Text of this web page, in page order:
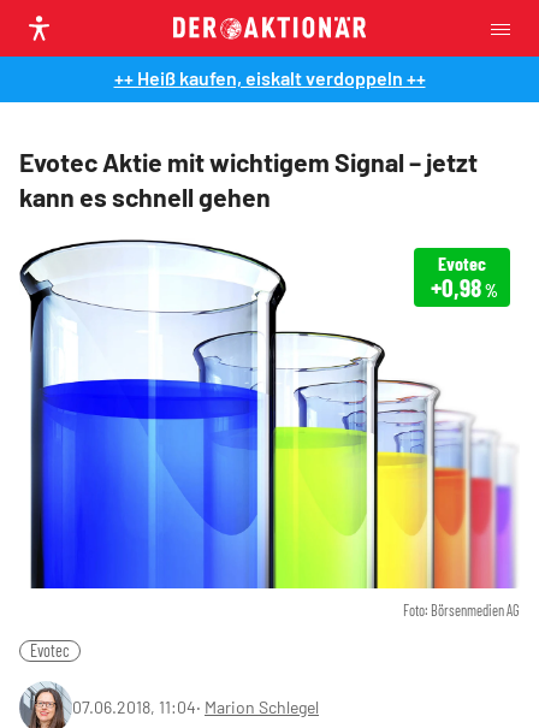
++ Heiß kaufen, eiskalt verdoppeln ++
Evotec Aktie mit wichtigem Signal – jetzt
kann es schnell gehen
Foto: Börsenmedien AG
Evotec
+0,98%
Evotec
07.06.2018, 11:04‧ Marion Schlegel